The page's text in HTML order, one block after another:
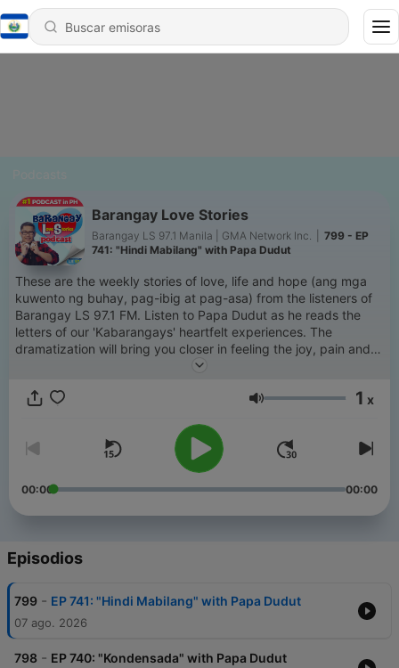
Barangay Love Stories
Barangay LS 97.1 Manila | GMA Network Inc.
799 - EP
741: "Hindi Mabilang" with Papa Dudut
These are the weekly stories of love, life and hope (ang mga
kuwento ng buhay, pag-ibig at pag-asa) from the listeners of
Barangay LS 97.1 FM. Listen to Papa Dudut as he reads the
letters of our 'Kabarangays' heartfelt experiences. The
dramatization will bring you closer in feeling the joy, pain and
everything in between of love & life. Siguradong relate-much
Philippines.
Volumen 1 x
00:00 00:00
Episodios
799 - EP 741: "Hindi Mabilang" with Papa Dudut
07 ago. 2026
798 - EP 740: "Kondensada" with Papa Dudut